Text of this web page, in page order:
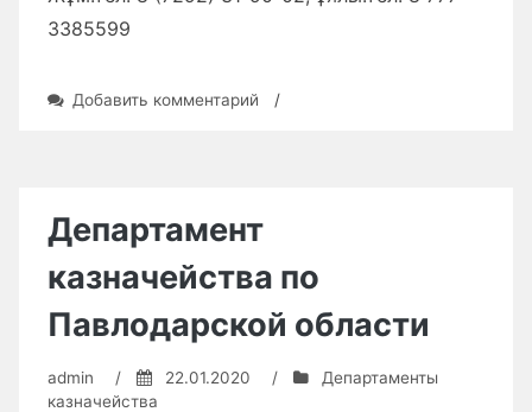
3385599
Добавить комментарийк
области
/
Департамент
казначейства по
Павлодарской области
admin / 22.01.2020 /
Департаменты
казначейства